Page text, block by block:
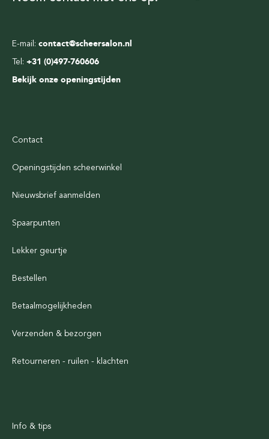
E-mail: contact@scheersalon.nl
Tel: +31 (0)497-760606
Bekijk onze openingstijden
Contact
Openingstijden scheerwinkel
Nieuwsbrief aanmelden
Spaarpunten
Lekker geurtje
Bestellen
Betaalmogelijkheden
Verzenden & bezorgen
Retourneren - ruilen - klachten
Info & tips